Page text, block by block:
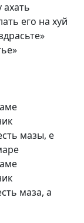
его на хуй
мазы, е
маза, а